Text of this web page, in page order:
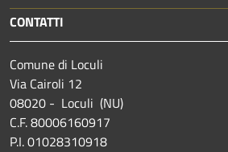
CONTATTI
Comune di Loculi
Via Cairoli 12
08020 - Loculi (NU)
C.F. 80006160917
P.I. 01028310918